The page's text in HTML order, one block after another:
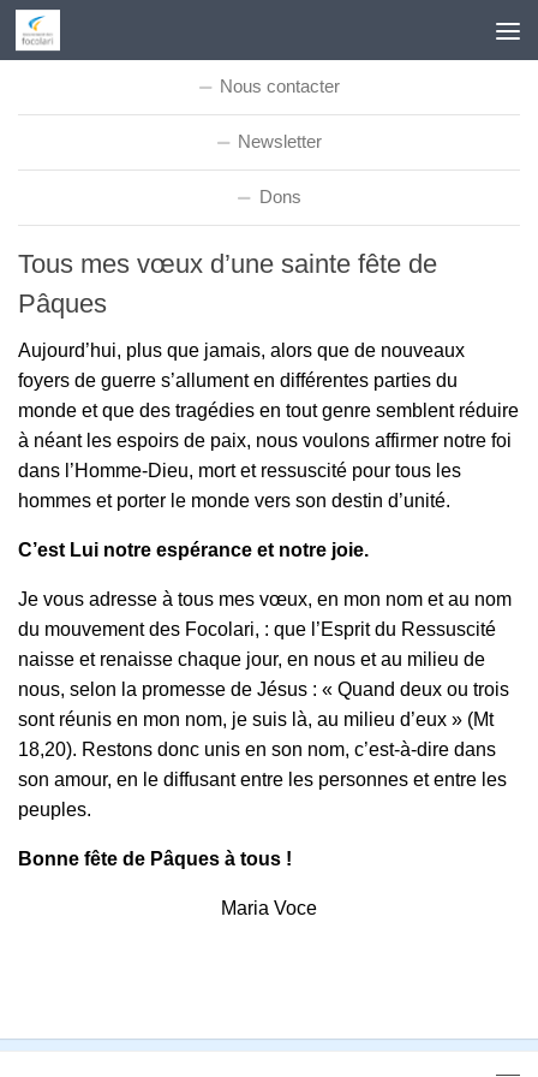
Skip to content
Nous contacter
Newsletter
Dons
Tous mes vœux d’une sainte fête de
Pâques
Aujourd’hui, plus que jamais, alors que de nouveaux
foyers de guerre s’allument en différentes parties du
monde et que des tragédies en tout genre semblent réduire
à néant les espoirs de paix, nous voulons affirmer notre foi
dans l’Homme-Dieu, mort et ressuscité pour tous les
hommes et porter le monde vers son destin d’unité.
C’est Lui notre espérance et notre joie.
Je vous adresse à tous mes vœux, en mon nom et au nom
du mouvement des Focolari, : que l’Esprit du Ressuscité
naisse et renaisse chaque jour, en nous et au milieu de
nous, selon la promesse de Jésus : « Quand deux ou trois
sont réunis en mon nom, je suis là, au milieu d’eux » (Mt
18,20). Restons donc unis en son nom, c’est-à-dire dans
son amour, en le diffusant entre les personnes et entre les
peuples.
Bonne fête de Pâques à tous !
Maria Voce